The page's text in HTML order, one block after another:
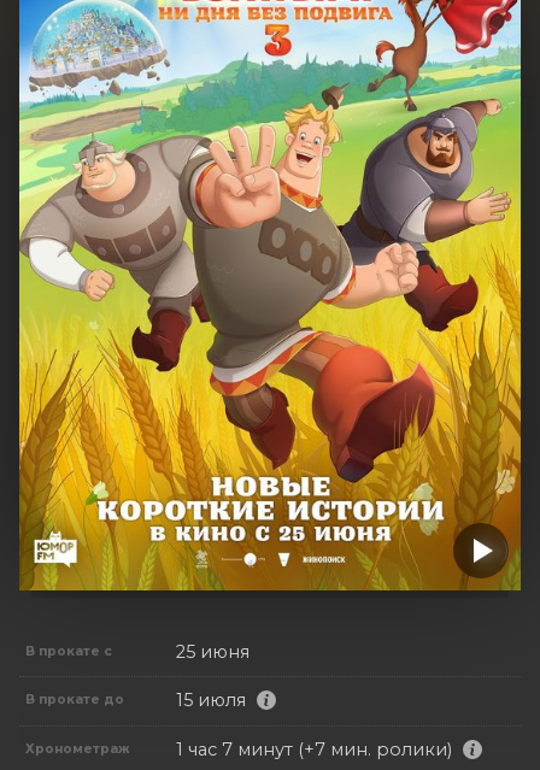
В прокате с 25 июня
В прокате до 15 июля
Хронометраж 1 час 7 минут (+7 мин. ролики)